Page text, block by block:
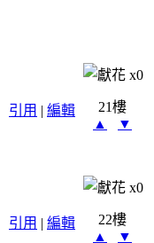
x0
引用 | 編輯
21樓
▲
▼
x0
引用 | 編輯
22樓
▲
▼